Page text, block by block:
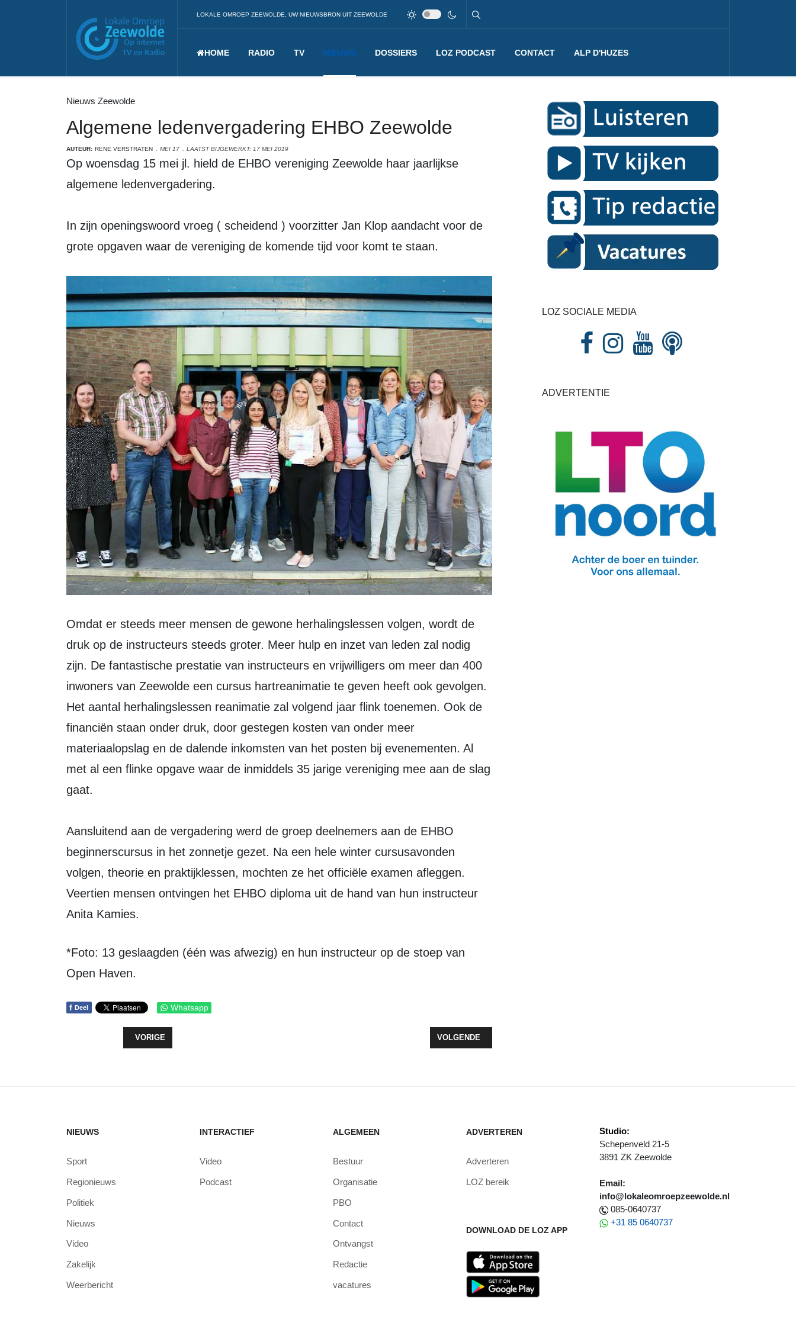
LOKALE OMROEP ZEEWOLDE, UW NIEUWSBRON UIT ZEEWOLDE
HOME RADIO TV NIEUWS DOSSIERS LOZ PODCAST CONTACT ALP D'HUZES
Nieuws Zeewolde
Algemene ledenvergadering EHBO Zeewolde
AUTEUR: RENE VERSTRATEN MEI 17 LAATST BIJGEWERKT: 17 MEI 2019
Op woensdag 15 mei jl. hield de EHBO vereniging Zeewolde haar jaarlijkse
algemene ledenvergadering.
In zijn openingswoord vroeg ( scheidend ) voorzitter Jan Klop aandacht voor de
grote opgaven waar de vereniging de komende tijd voor komt te staan.
Omdat er steeds meer mensen de gewone herhalingslessen volgen, wordt de
druk op de instructeurs steeds groter. Meer hulp en inzet van leden zal nodig
zijn. De fantastische prestatie van instructeurs en vrijwilligers om meer dan 400
inwoners van Zeewolde een cursus hartreanimatie te geven heeft ook gevolgen.
Het aantal herhalingslessen reanimatie zal volgend jaar flink toenemen. Ook de
financiën staan onder druk, door gestegen kosten van onder meer
materiaalopslag en de dalende inkomsten van het posten bij evenementen. Al
met al een flinke opgave waar de inmiddels 35 jarige vereniging mee aan de slag
gaat.
Aansluitend aan de vergadering werd de groep deelnemers aan de EHBO
beginnerscursus in het zonnetje gezet. Na een hele winter cursusavonden
volgen, theorie en praktijklessen, mochten ze het officiële examen afleggen.
Veertien mensen ontvingen het EHBO diploma uit de hand van hun instructeur
Anita Kamies.
*Foto: 13 geslaagden (één was afwezig) en hun instructeur op de stoep van
Open Haven.
f Deel Whatsapp
VORIG ARTIKEL: DAGBESTEDING STERNZORG HOUDT OPEN DAG OP 15 JUNI
VORIGE VOLGENDE ARTIKEL: PRAAT MEE OVER DE TOEKOMST VAN ZEEWOLDE
VOLGENDE
LOZ SOCIALE MEDIA
ADVERTENTIE
NIEUWS
Sport
Regionieuws
Politiek
Nieuws
Video
Zakelijk
Weerbericht
INTERACTIEF
Video
Podcast
ALGEMEEN
Bestuur
Organisatie
PBO
Contact
Ontvangst
Redactie
vacatures
ADVERTEREN
Adverteren
LOZ bereik
DOWNLOAD DE LOZ APP
Studio:
Schepenveld 21-5
3891 ZK Zeewolde
Email:
info@lokaleomroepzeewolde.nl
085-0640737
+31 85 0640737